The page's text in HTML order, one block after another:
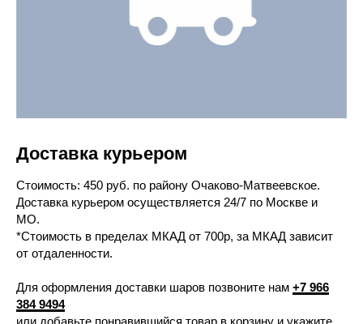
Доставка курьером
Cтоимость: 450 руб. по району Очаково-Матвеевское.
Доставка курьером осуществляется 24/7 по Москве и
МО.
*Стоимость в пределах МКАД от 700р, за МКАД зависит
от отдаленности.
Для оформления доставки шаров позвоните нам +7 966
384 9494